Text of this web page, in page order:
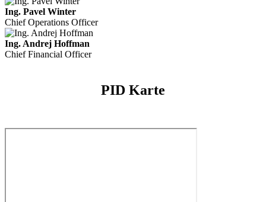
Ing. Pavel Winter
Chief Operations Officer
Ing. Andrej Hoffman
Chief Financial Officer
PID Karte